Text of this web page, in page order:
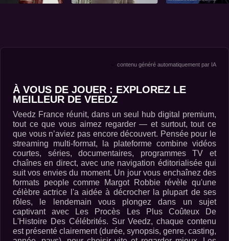
contenu généré automatiquement par IA
À VOUS DE JOUER : EXPLOREZ LE
MEILLEUR DE VEEDZ
Veedz France réunit, dans un seul hub digital premium,
tout ce que vous aimez regarder — et surtout, tout ce
que vous n’aviez pas encore découvert. Pensée pour le
streaming multi-format, la plateforme combine vidéos
courtes, séries, documentaires, programmes TV et
chaînes en direct, avec une navigation éditorialisée qui
suit vos envies du moment. Un jour vous enchaînez des
formats people comme Margot Robbie révèle qu'une
célèbre actrice l'a aidée à décrocher la plupart de ses
rôles, le lendemain vous plongez dans un sujet
captivant avec Les Procès Les Plus Coûteux De
L'Histoire Des Célébrités. Sur Veedz, chaque contenu
est présenté clairement (durée, synopsis, genre, casting,